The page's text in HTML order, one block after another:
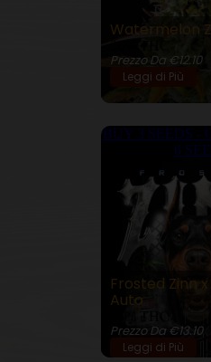
Watermelon
Prezzo Da €12.10
Leggi di Più
BUY 3 SEEDS -
6
Frosted Zinn
Auto
Prezzo Da €13.10
Leggi di Più